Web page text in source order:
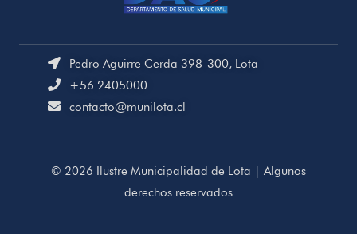
Pedro Aguirre Cerda 398-300, Lota
+56 2405000
contacto@munilota.cl
© 2026 Ilustre Municipalidad de Lota | Algunos
derechos reservados